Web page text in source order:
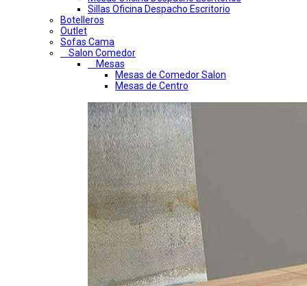
Sillas Oficina Despacho Escritorio
Botelleros
Outlet
Sofas Cama
Salon Comedor
Mesas
Mesas de Comedor Salon
Mesas de Centro